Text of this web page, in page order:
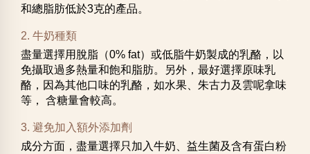
和總脂肪低於3克的產品。
2. 牛奶種類
盡量選擇用脫脂（0% fat）或低脂牛奶製成的乳酪，以
免攝取過多熱量和飽和脂肪。另外，最好選擇原味乳
酪，因為其他口味的乳酪，如水果、朱古力及雲呢拿味
等， 含糖量會較高。
3. 避免加入額外添加劑
成分方面，盡量選擇只加入牛奶、益生菌及含有蛋白粉